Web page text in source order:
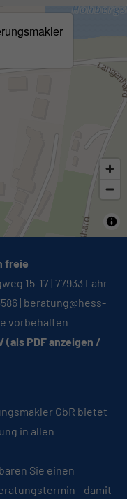
freie
15-17 | 77933 Lahr
| beratung@hess-
vorbehalten
(als PDF anzeigen /
GbR bietet
in allen
Sie einen
- damit